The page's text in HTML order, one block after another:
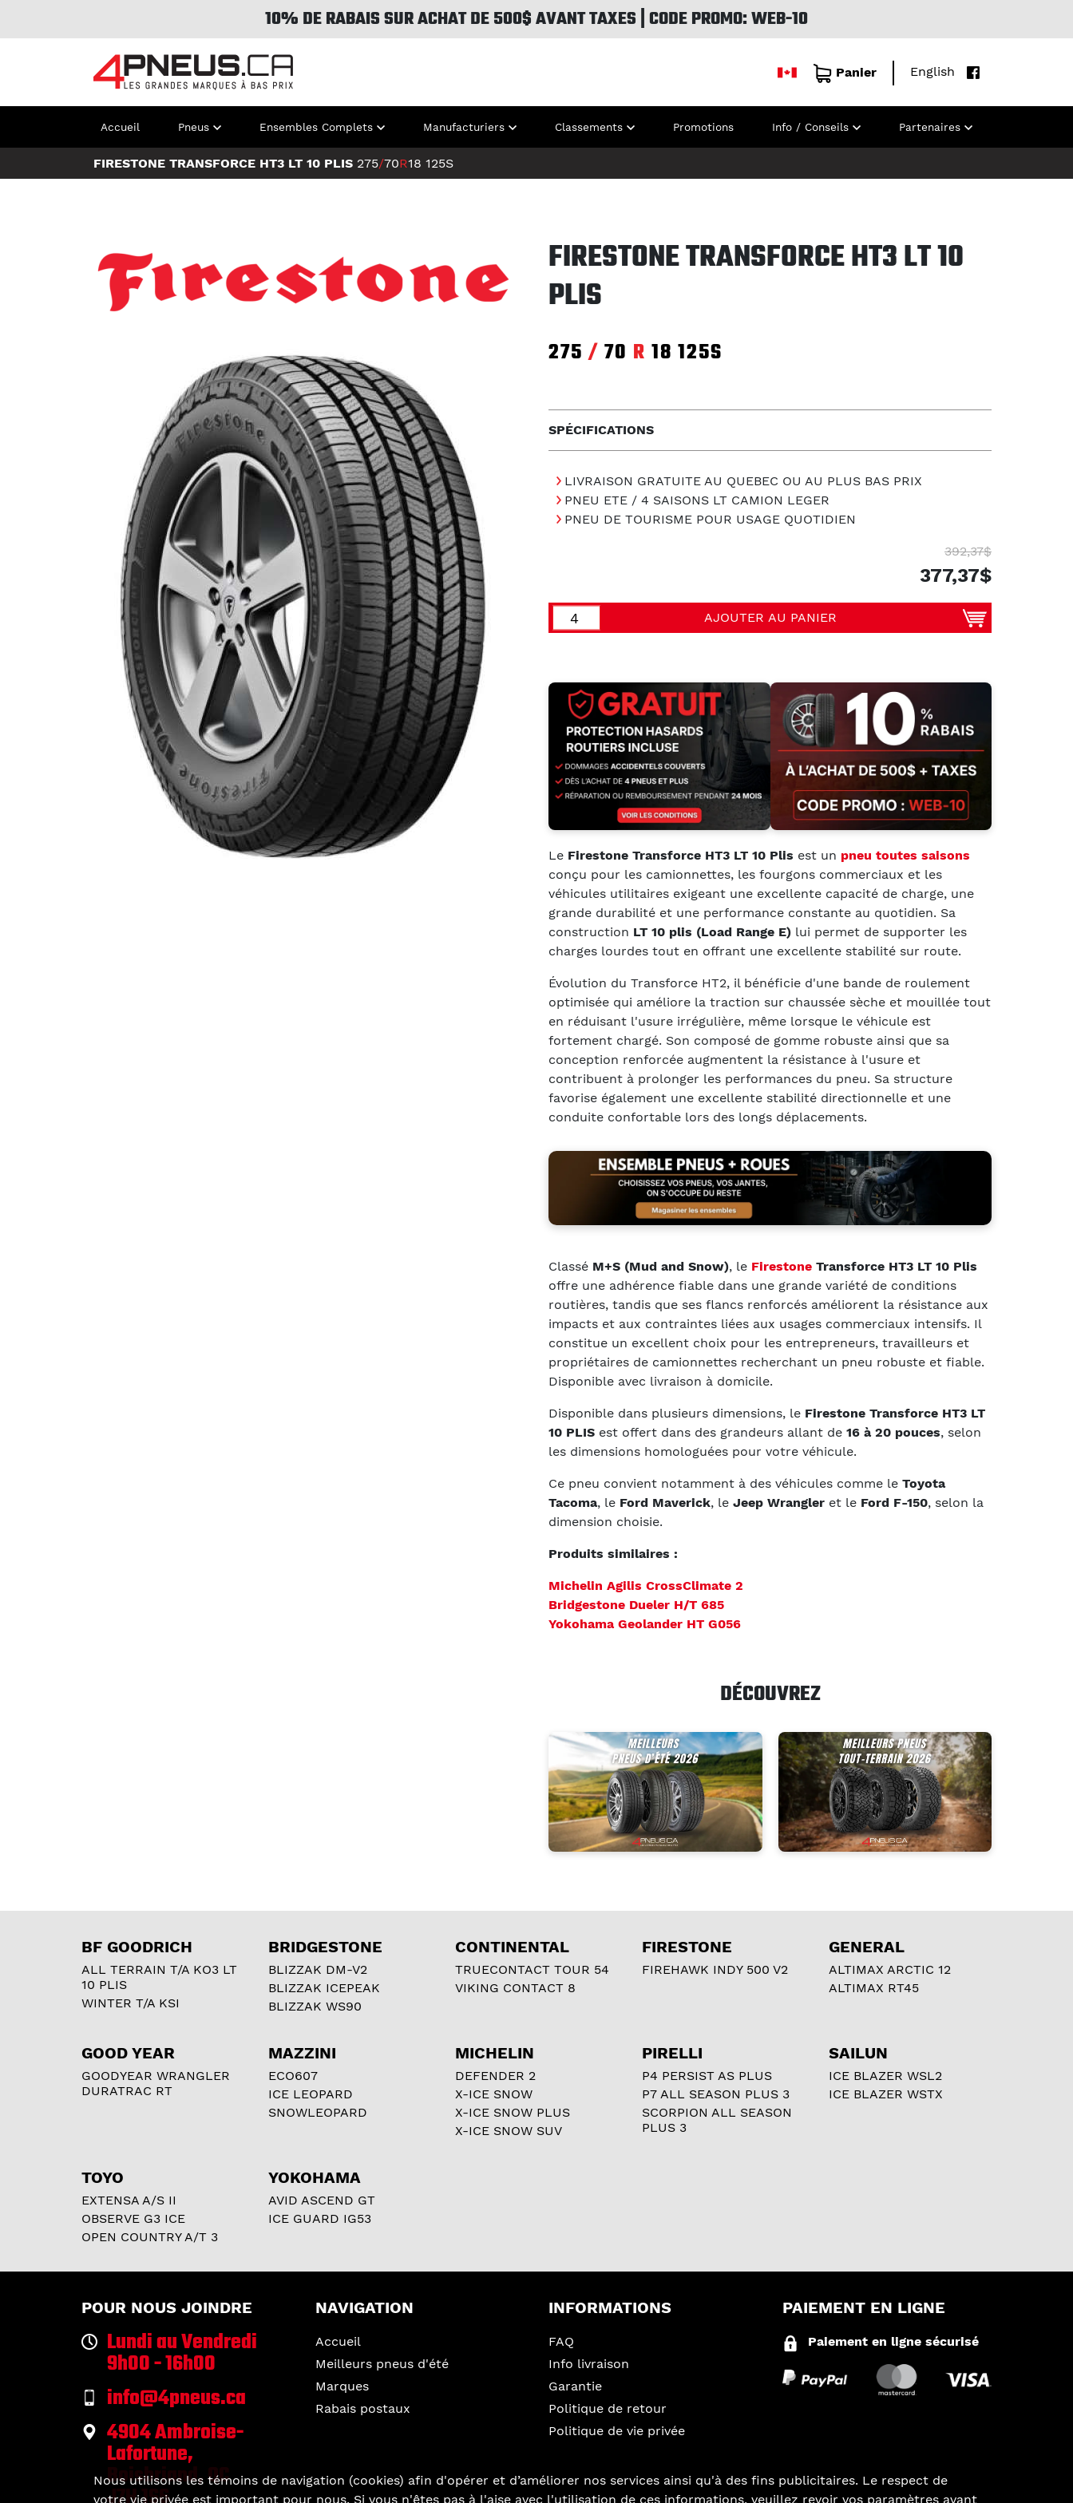
10% DE RABAIS SUR ACHAT DE 500$ AVANT TAXES | CODE PROMO: WEB-10
Panier English
Accueil Pneus Ensembles Complets Manufacturiers Classements Promotions Info / Conseils Partenaires
FIRESTONE TRANSFORCE HT3 LT 10 PLIS 275/70R18 125S
FIRESTONE TRANSFORCE HT3 LT 10
PLIS
275 / 70 R 18 125S
SPÉCIFICATIONS
LIVRAISON GRATUITE AU QUEBEC OU AU PLUS BAS PRIX
PNEU ETE / 4 SAISONS LT CAMION LEGER
PNEU DE TOURISME POUR USAGE QUOTIDIEN
392,37$
377,37$
AJOUTER AU PANIER
Le Firestone Transforce HT3 LT 10 Plis est un pneu toutes saisons
conçu pour les camionnettes, les fourgons commerciaux et les
véhicules utilitaires exigeant une excellente capacité de charge, une
grande durabilité et une performance constante au quotidien. Sa
construction LT 10 plis (Load Range E) lui permet de supporter les
charges lourdes tout en offrant une excellente stabilité sur route.
Évolution du Transforce HT2, il bénéficie d'une bande de roulement
optimisée qui améliore la traction sur chaussée sèche et mouillée tout
en réduisant l'usure irrégulière, même lorsque le véhicule est
fortement chargé. Son composé de gomme robuste ainsi que sa
conception renforcée augmentent la résistance à l'usure et
contribuent à prolonger les performances du pneu. Sa structure
favorise également une excellente stabilité directionnelle et une
conduite confortable lors des longs déplacements.
Classé M+S (Mud and Snow), le Firestone Transforce HT3 LT 10 Plis
offre une adhérence fiable dans une grande variété de conditions
routières, tandis que ses flancs renforcés améliorent la résistance aux
impacts et aux contraintes liées aux usages commerciaux intensifs. Il
constitue un excellent choix pour les entrepreneurs, travailleurs et
propriétaires de camionnettes recherchant un pneu robuste et fiable.
Disponible avec livraison à domicile.
Disponible dans plusieurs dimensions, le Firestone Transforce HT3 LT
10 PLIS est offert dans des grandeurs allant de 16 à 20 pouces, selon
les dimensions homologuées pour votre véhicule.
Ce pneu convient notamment à des véhicules comme le Toyota
Tacoma, le Ford Maverick, le Jeep Wrangler et le Ford F-150, selon la
dimension choisie.
Produits similaires :
Michelin Agilis CrossClimate 2
Bridgestone Dueler H/T 685
Yokohama Geolander HT G056
DÉCOUVREZ
BF GOODRICH
ALL TERRAIN T/A KO3 LT
10 PLIS
WINTER T/A KSI
BRIDGESTONE
BLIZZAK DM-V2
BLIZZAK ICEPEAK
BLIZZAK WS90
CONTINENTAL
TRUECONTACT TOUR 54
VIKING CONTACT 8
FIRESTONE
FIREHAWK INDY 500 V2
GENERAL
ALTIMAX ARCTIC 12
ALTIMAX RT45
GOOD YEAR
GOODYEAR WRANGLER
DURATRAC RT
MAZZINI
ECO607
ICE LEOPARD
SNOWLEOPARD
MICHELIN
DEFENDER 2
X-ICE SNOW
X-ICE SNOW PLUS
X-ICE SNOW SUV
PIRELLI
P4 PERSIST AS PLUS
P7 ALL SEASON PLUS 3
SCORPION ALL SEASON
PLUS 3
SAILUN
ICE BLAZER WSL2
ICE BLAZER WSTX
TOYO
EXTENSA A/S II
OBSERVE G3 ICE
OPEN COUNTRY A/T 3
YOKOHAMA
AVID ASCEND GT
ICE GUARD IG53
POUR NOUS JOINDRE
Lundi au Vendredi
9h00 - 16h00
info@4pneus.ca
4904 Ambroise-
Lafortune,
Boisbriand, QC
NAVIGATION
Accueil
Meilleurs pneus d'été
Marques
Rabais postaux
INFORMATIONS
FAQ
Info livraison
Garantie
Politique de retour
Politique de vie privée
PAIEMENT EN LIGNE
Paiement en ligne sécurisé
Nous utilisons les témoins de navigation (cookies) afin d'opérer et d’améliorer nos services ainsi qu'à des fins publicitaires. Le respect de
votre vie privée est important pour nous. Si vous n'êtes pas à l'aise avec l'utilisation de ces informations, veuillez revoir vos paramètres avant